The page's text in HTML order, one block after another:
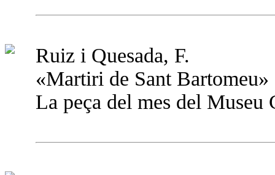
Ruiz i Quesada, F.
«Martiri de Sant Bartomeu»
La peça del mes del Museu